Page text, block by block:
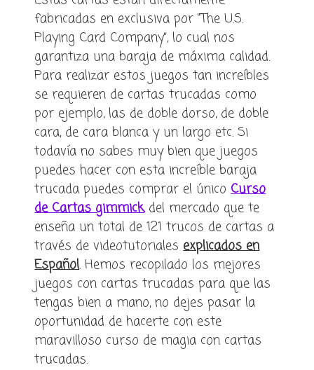
fabricadas en exclusiva por “The U.S.
Playing Card Company”, lo cual nos
garantiza una baraja de máxima calidad.
Para realizar estos juegos tan increíbles
se requieren de cartas trucadas como
por ejemplo, las de doble dorso, de doble
cara, de cara blanca y un largo etc. Si
todavía no sabes muy bien que juegos
puedes hacer con esta increíble baraja
trucada puedes comprar el únicoCurso
de Cartas gimmickdel mercado que te
enseña un total de 121 trucos de cartas a
través de videotutorialesexplicados en
Español. Hemos recopilado los mejores
juegos con cartas trucadas para que las
tengas bien a mano, no dejes pasar la
oportunidad de hacerte con este
maravilloso curso de magia con cartas
trucadas.